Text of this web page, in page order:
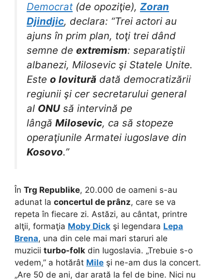
Democrat(de opoziţie), Zoran
Djindjic, declara: “Trei actori au
ajuns în prim plan, toţi trei dând
semne de extremism: separatiştii
albanezi, Milosevic şi Statele Unite.
Este o lovitură dată democratizării
regiunii şi cer secretarului general
al ONU să intervină pe
lângă Milosevic, ca să stopeze
operaţiunile Armatei iugoslave din
Kosovo.”
În Trg Republike, 20.000 de oameni s-au
adunat la concertul de prânz, care se va
repeta în fiecare zi. Astăzi, au cântat, printre
alţii, formaţia Moby Dick şi legendara Lepa
Brena, una din cele mai mari staruri ale
muzicii turbo-folk din Iugoslavia. „Trebuie s-o
vedem,” a hotărât Mile şi ne-am dus la concert.
„Are 50 de ani, dar arată la fel de bine. Nici nu